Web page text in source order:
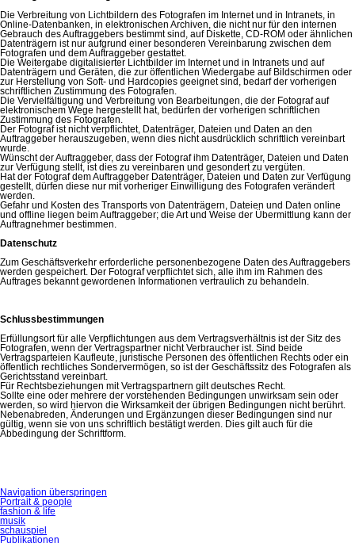
Die Verbreitung von Lichtbildern des Fotografen im Internet und in Intranets, in
Online-Datenbanken, in elektronischen Archiven, die nicht nur für den internen
Gebrauch des Auftraggebers bestimmt sind, auf Diskette, CD-ROM oder ähnlichen
Datenträgern ist nur aufgrund einer besonderen Vereinbarung zwischen dem
Fotografen und dem Auftraggeber gestattet.
Die Weitergabe digitalisierter Lichtbilder im Internet und in Intranets und auf
Datenträgern und Geräten, die zur öffentlichen Wiedergabe auf Bildschirmen oder
zur Herstellung von Soft- und Hardcopies geeignet sind, bedarf der vorherigen
schriftlichen Zustimmung des Fotografen.
Die Vervielfältigung und Verbreitung von Bearbeitungen, die der Fotograf auf
elektronischem Wege hergestellt hat, bedürfen der vorherigen schriftlichen
Zustimmung des Fotografen.
Der Fotograf ist nicht verpflichtet, Datenträger, Dateien und Daten an den
Auftraggeber herauszugeben, wenn dies nicht ausdrücklich schriftlich vereinbart
wurde.
Wünscht der Auftraggeber, dass der Fotograf ihm Datenträger, Dateien und Daten
zur Verfügung stellt, ist dies zu vereinbaren und gesondert zu vergüten.
Hat der Fotograf dem Auftraggeber Datenträger, Dateien und Daten zur Verfügung
gestellt, dürfen diese nur mit vorheriger Einwilligung des Fotografen verändert
werden.
Gefahr und Kosten des Transports von Datenträgern, Dateien und Daten online
und offline liegen beim Auftraggeber; die Art und Weise der Übermittlung kann der
Auftragnehmer bestimmen.
Datenschutz
Zum Geschäftsverkehr erforderliche personenbezogene Daten des Auftraggebers
werden gespeichert. Der Fotograf verpflichtet sich, alle ihm im Rahmen des
Auftrages bekannt gewordenen Informationen vertraulich zu behandeln.
Schlussbestimmungen
Erfüllungsort für alle Verpflichtungen aus dem Vertragsverhältnis ist der Sitz des
Fotografen, wenn der Vertragspartner nicht Verbraucher ist. Sind beide
Vertragsparteien Kaufleute, juristische Personen des öffentlichen Rechts oder ein
öffentlich rechtliches Sondervermögen, so ist der Geschäftssitz des Fotografen als
Gerichtsstand vereinbart.
Für Rechtsbeziehungen mit Vertragspartnern gilt deutsches Recht.
Sollte eine oder mehrere der vorstehenden Bedingungen unwirksam sein oder
werden, so wird hiervon die Wirksamkeit der übrigen Bedingungen nicht berührt.
Nebenabreden, Änderungen und Ergänzungen dieser Bedingungen sind nur
gültig, wenn sie von uns schriftlich bestätigt werden. Dies gilt auch für die
Abbedingung der Schriftform.
Navigation überspringen
Portrait & people
fashion & life
musik
schauspiel
Publikationen